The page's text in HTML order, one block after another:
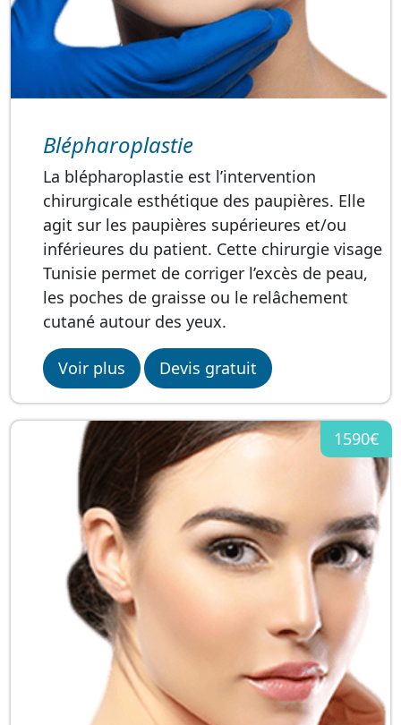
Blépharoplastie
La blépharoplastie est l’intervention
chirurgicale esthétique des paupières. Elle
agit sur les paupières supérieures et/ou
inférieures du patient. Cette chirurgie visage
Tunisie permet de corriger l’excès de peau,
les poches de graisse ou le relâchement
cutané autour des yeux.
Voir plus Devis gratuit
1590€